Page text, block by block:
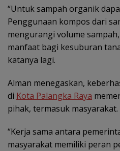
“Untuk sampah organik
Penggunaan kompos dari
mengurangi volume
manfaat bagi kesuburan
katanya lagi.
Alman menegaskan,
di Kota Palangka Raya
pihak, termasuk masyarakat.
“Kerja sama antara
masyarakat memiliki peran